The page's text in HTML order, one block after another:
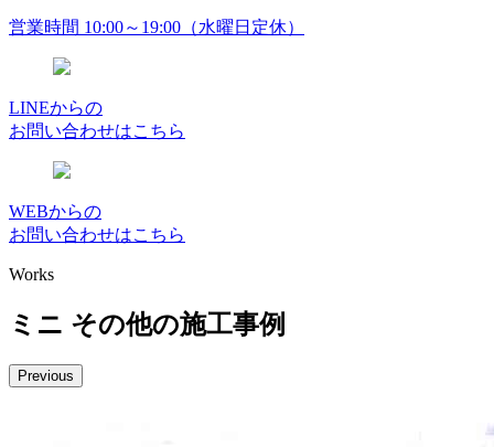
営業時間 10:00～19:00（水曜日定休）
LINEからの
お問い合わせはこちら
WEBからの
お問い合わせはこちら
Works
ミニ その他の施工事例
Previous